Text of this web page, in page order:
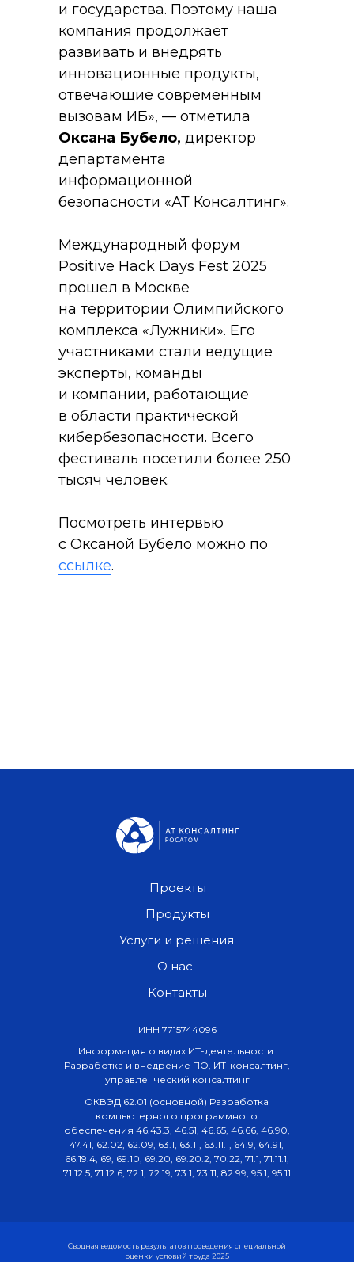
и государства. Поэтому наша
компания продолжает
развивать и внедрять
инновационные продукты,
отвечающие современным
вызовам ИБ», — отметила
Оксана Бубело, директор
департамента
информационной
безопасности «АТ Консалтинг».
Международный форум
Positive Hack Days Fest 2025
прошел в Москве
на территории Олимпийского
комплекса «Лужники». Его
участниками стали ведущие
эксперты, команды
и компании, работающие
в области практической
кибербезопасности. Всего
фестиваль посетили более 250
тысяч человек.
Посмотреть интервью
с Оксаной Бубело можно по
ссылке.
Информация о видах ИТ-деятельности:
Разработка и внедрение ПО, ИТ-консалтинг,
управленческий консалтинг
ОКВЭД 62.01 (основной) Разработка
компьютерного программного
обеспечения 46.43.3, 46.51, 46.65, 46.66, 46.90,
47.41, 62.02, 62.09, 63.1, 63.11, 63.11.1, 64.9, 64.91,
66.19.4, 69, 69.10, 69.20, 69.20.2, 70.22, 71.1, 71.11.1,
71.12.5, 71.12.6, 72.1, 72.19, 73.1, 73.11, 82.99, 95.1, 95.11
ИНН 7715744096
Проекты
Продукты
О нас
Контакты
Услуги и решения
Сводная ведомость результатов проведения специальной
оценки условий труда 2025